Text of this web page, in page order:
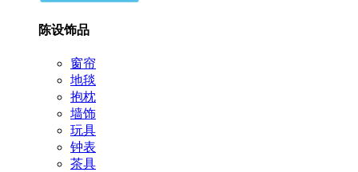
陈设饰品
窗帘
地毯
抱枕
墙饰
玩具
钟表
茶具